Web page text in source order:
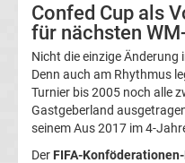
Bundestrainer
der
Frauen
Alle
Confed Cup als
für nächsten
Nicht die einzige Änderung
Denn auch am Rhythmus
Turnier bis 2005 noch alle
Gastgeberland
seinem Aus 2017 im 4-
Der FIFA-